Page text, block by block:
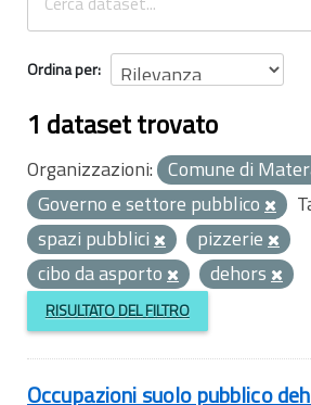
Ordina per
1 dataset trovato
Organizzazioni: Comune di
Governo e settore pubblico
spazi pubblici
pizzerie
cibo da asporto
dehors
RISULTATO DEL FILTRO
Occupazioni suolo pubblico